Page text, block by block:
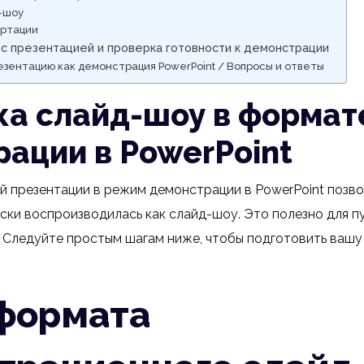
шоу
презентацией и проверка готовности к демонстрации
как демонстрация PowerPoint / Вопросы и ответы
слайд-шоу в
в PowerPoint
презентации в режим демонстрации в PowerPoint
воспроизводилась как слайд-шоу. Это полезно для
простым шагам ниже, чтобы подготовить